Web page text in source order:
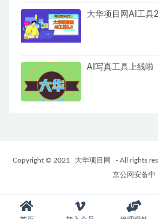
大华项目网AI工具
AI写真工具上线啦
Copyright © 2021 大华项目网 - All rights
京公网安备中